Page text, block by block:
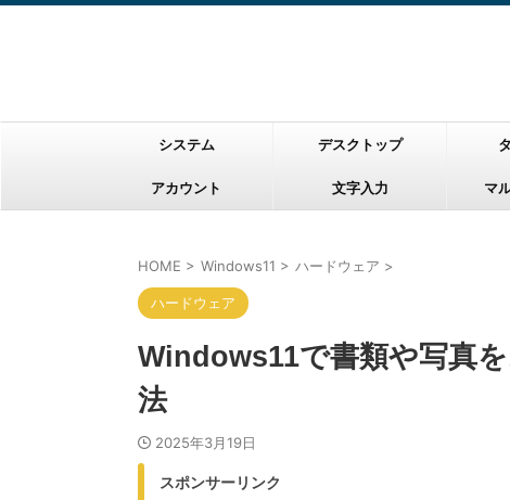
システム デスクトップ
アカウント 文字入力 マ
HOME > Windows11 > ハードウェア >
ハードウェア
Windows11で書類や写真
法
2025年3月19日
スポンサーリンク